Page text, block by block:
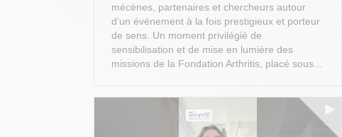
mécènes, partenaires et chercheurs autour
d’un événement à la fois prestigieux et porteur
de sens. Un moment privilégié de
sensibilisation et de mise en lumière des
missions de la Fondation Arthritis, placé sous...